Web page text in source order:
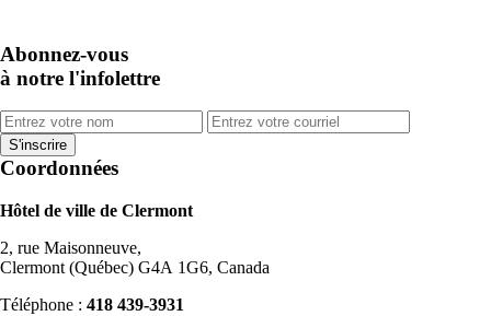
Abonnez-vous
à notre l'infolettre
Coordonnées
Hôtel de ville de Clermont
2, rue Maisonneuve,
Clermont (Québec) G4A 1G6, Canada
Téléphone : 418 439-3931